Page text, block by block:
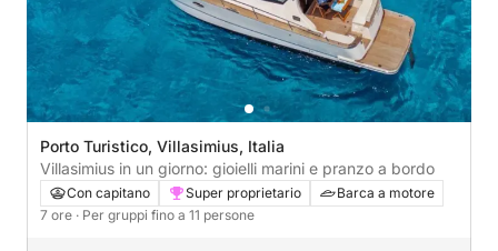
Porto Turistico, Villasimius, Italia
Villasimius in un giorno: gioielli marini e pranzo a bordo
Con capitano Super proprietario
Barca a motore
7 ore · Per gruppi fino a 11 persone